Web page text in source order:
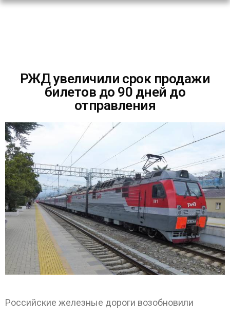
РЖД увеличили срок продажи
билетов до 90 дней до
отправления
Российские железные дороги возобновили